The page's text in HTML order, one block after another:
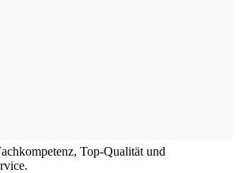
Top-Qualität und